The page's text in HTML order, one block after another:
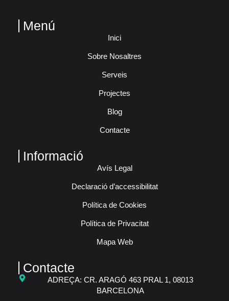
Menú
Inici
Sobre Nosaltres
Serveis
Projectes
Blog
Contacte
Informació
Avís Legal
Declaració d’accessibilitat
Política de Cookies
Política de Privacitat
Mapa Web
Contacte
ADREÇA: CR. ARAGÓ 463 PRAL 1, 08013
BARCELONA